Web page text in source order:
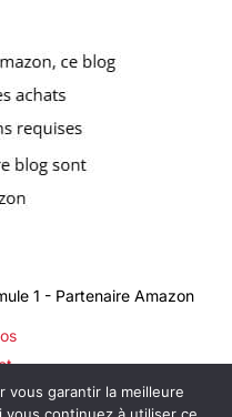
1 - Partenaire Amazon
vous garantir la meilleure